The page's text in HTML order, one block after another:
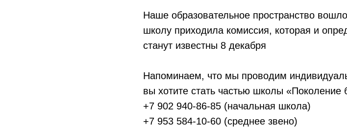
Наше образовательное пространство
школу приходила комиссия, которая и
станут известны 8 декабря
Напоминаем, что мы проводим
вы хотите стать частью школы «Поколение
+7 902 940-86-85 (начальная школа)
+7 953 584-10-60 (среднее звено)